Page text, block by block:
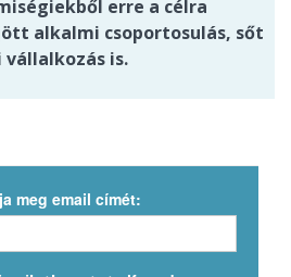
erre a célra
alkalmi csoportosulás, sőt
is.
meg email címét: